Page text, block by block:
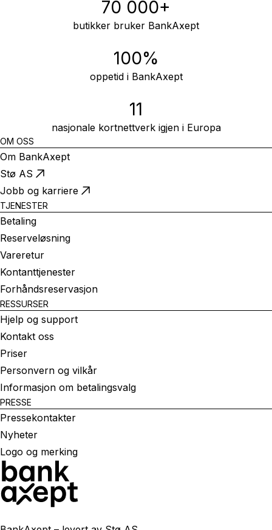
70 000+
butikker bruker BankAxept
100%
oppetid i BankAxept
11
nasjonale kortnettverk igjen i Europa
OM OSS
Om BankAxept
Stø AS
Jobb og karriere
TJENESTER
Betaling
Reserveløsning
Vareretur
Kontanttjenester
Forhåndsreservasjon
RESSURSER
Hjelp og support
Kontakt oss
Priser
Personvern og vilkår
Informasjon om betalingsvalg
PRESSE
Pressekontakter
Nyheter
Logo og merking